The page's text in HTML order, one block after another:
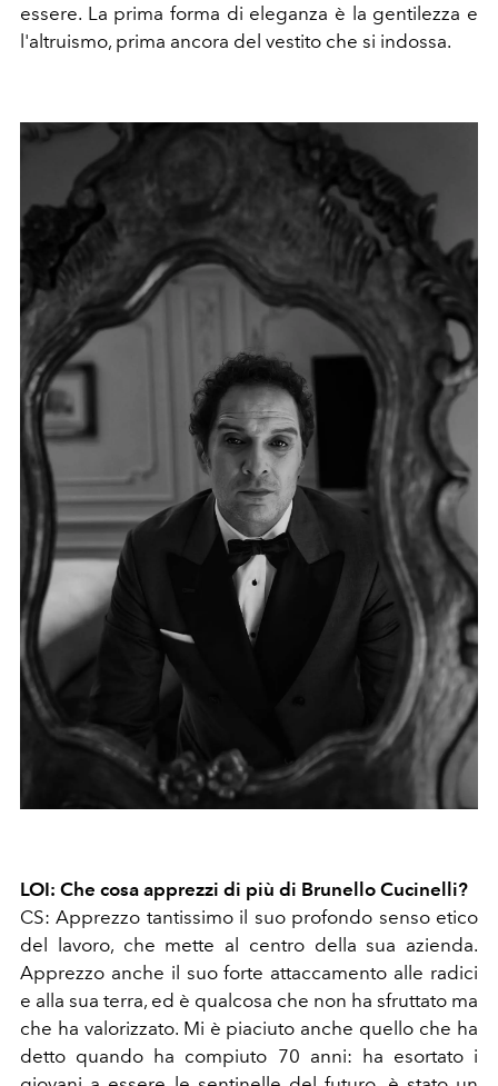
essere. La prima forma di eleganza è la gentilezza e
l'altruismo, prima ancora del vestito che si indossa.
LOI: Che cosa apprezzi di più di Brunello Cucinelli?
CS: Apprezzo tantissimo il suo profondo senso etico
del lavoro, che mette al centro della sua azienda.
Apprezzo anche il suo forte attaccamento alle radici
e alla sua terra, ed è qualcosa che non ha sfruttato ma
che ha valorizzato. Mi è piaciuto anche quello che ha
detto quando ha compiuto 70 anni: ha esortato i